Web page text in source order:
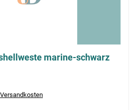
marine-schwarz